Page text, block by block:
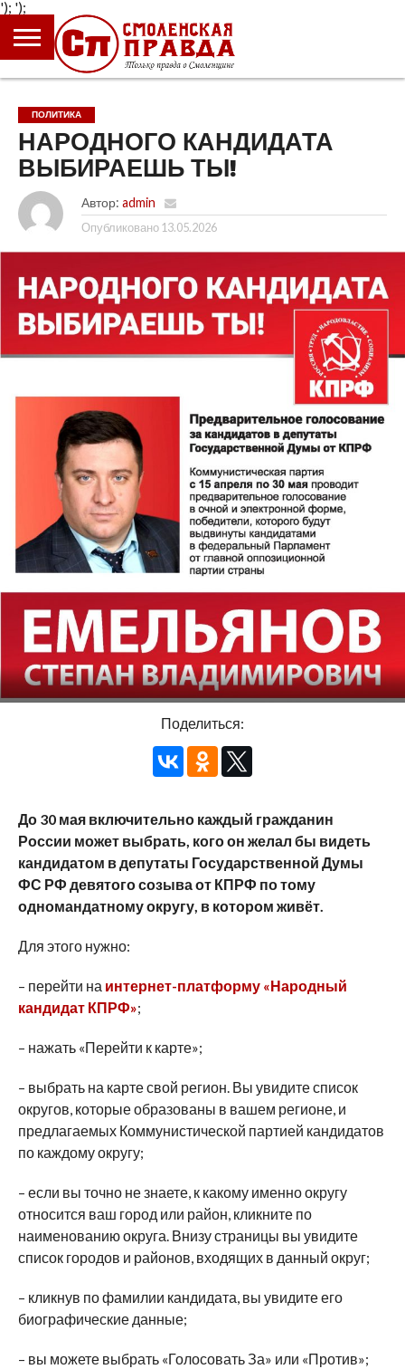
');
ГЛАВНАЯ
НОВОСТИ
ПРОИСШЕСТВИЯ
ПОЛИТИКА
КУЛЬТУРА
ЭКОНОМИКА
ОБЩЕСТВО
БЛОГИ
ПОЛИТИКА
НАРОДНОГО КАНДИДАТА
ВЫБИРАЕШЬ ТЫ!
Автор: admin
Опубликовано 13.05.2026
Поделиться:
До 30 мая включительно каждый гражданин
России может выбрать, кого он желал бы видеть
кандидатом в депутаты Государственной Думы
ФС РФ девятого созыва от КПРФ по тому
одномандатному округу, в котором живёт.
Для этого нужно:
– перейти на интернет-платформу «Народный
кандидат КПРФ»;
– нажать «Перейти к карте»;
– выбрать на карте свой регион. Вы увидите список
округов, которые образованы в вашем регионе, и
предлагаемых Коммунистической партией кандидатов
по каждому округу;
– если вы точно не знаете, к какому именно округу
относится ваш город или район, кликните по
наименованию округа. Внизу страницы вы увидите
список городов и районов, входящих в данный округ;
– кликнув по фамилии кандидата, вы увидите его
биографические данные;
– вы можете выбрать «Голосовать За» или «Против»;
');